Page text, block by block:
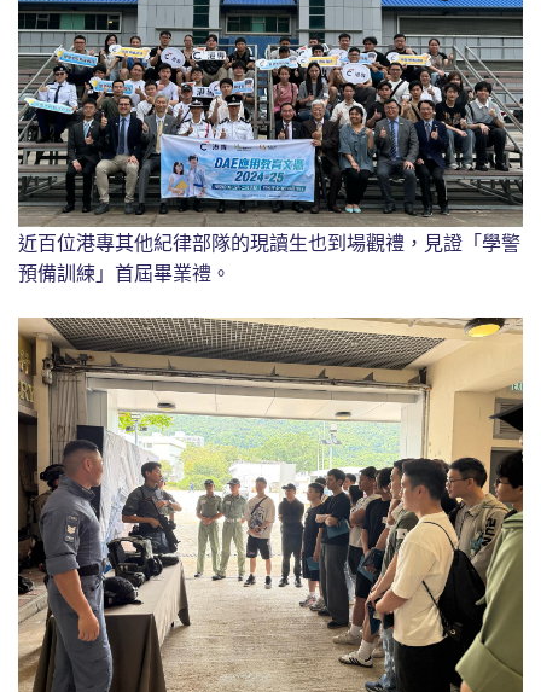
近百位港專其他紀律部隊的現讀生也到場觀禮，見證「學警
預備訓練」首屆畢業禮。